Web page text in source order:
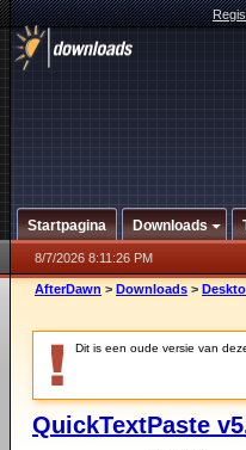
Startpagina Downloads
8/7/2026 8:11:26 PM
AfterDawn > Downloads >
Dit is een oude versie van
QuickTextPaste